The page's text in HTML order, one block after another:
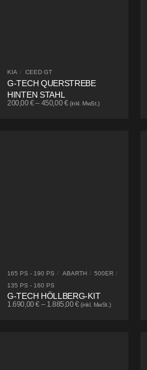
KIA / CEED GT
G-TECH QUERSTREBE
HINTEN STAHL
200,00€– 450,00€ (inkl. MwSt.)
165 PS - 190 PS / ABARTH / 500ER /
135 PS - 160 PS
G-TECH HÖLLBERG-KIT
1.690,00€ – 1.885,00€ (inkl. MwSt.)